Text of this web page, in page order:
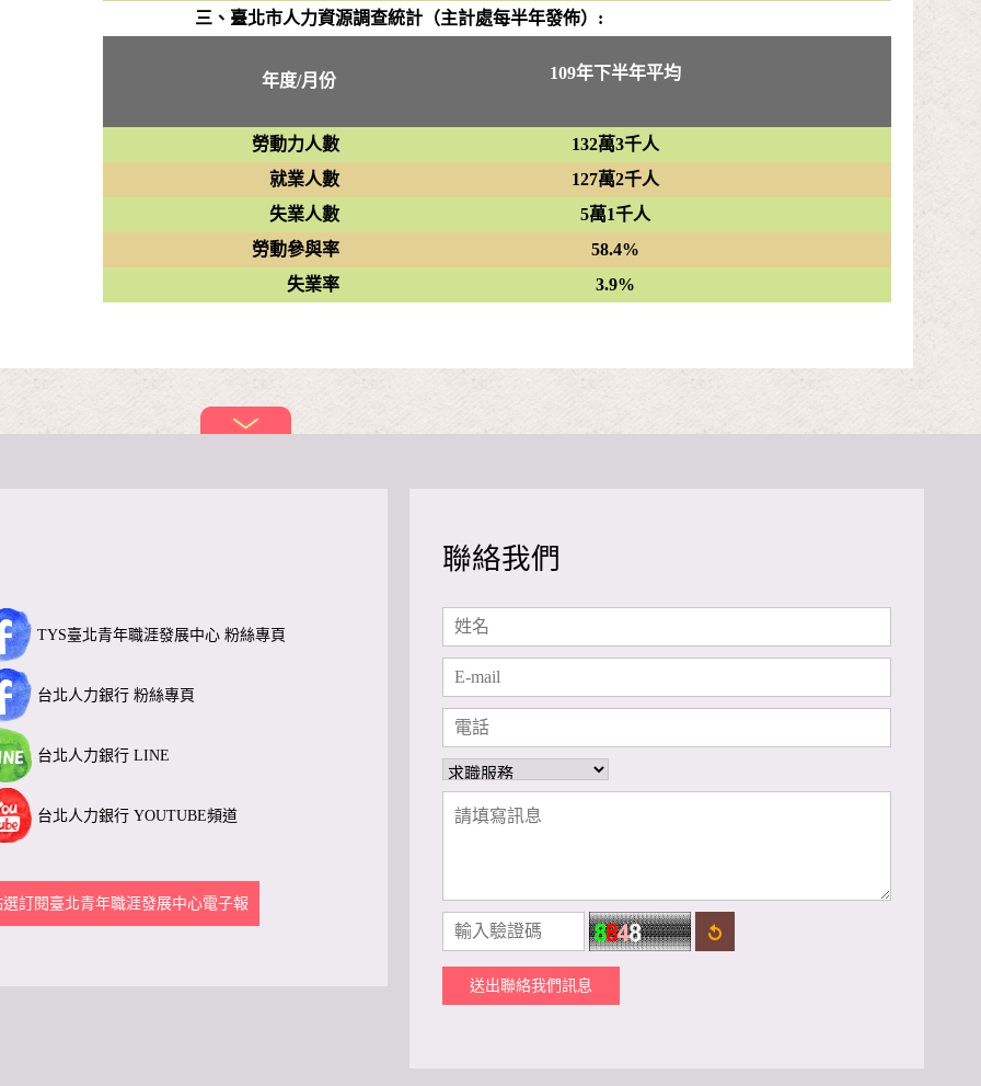
三、臺北市人力資源調查統計（主計處每半年發佈）:
年度/月份 109年下半年平均
勞動力人數
132萬3千人
就業人數
127萬2千人
失業人數
5萬1千人
勞動參與率
58.4%
失業率
3.9%
TYS臺北青年職涯發展中心 粉絲專頁
台北人力銀行 粉絲專頁
台北人力銀行 LINE
台北人力銀行 YOUTUBE頻道
選訂閱臺北青年職涯發展中心電子報
聯絡我們
送出聯絡我們訊息